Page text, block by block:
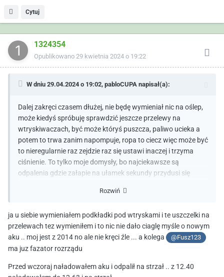
Cytuj
1324354
Opublikowano 29 kwietnia 2024 o 19:22
W dniu 29.04.2024 o 19:02, pabloCUPA napisał(a):
Dalej zakręci czasem dłużej, nie będę wymieniał nic na oślep,
może kiedyś spróbuję sprawdzić jeszcze przelewy na
wtryskiwaczach, być może któryś puszcza, paliwo ucieka a
potem to trwa zanim napompuje, ropa to ciecz więc może być
to nieregularnie raz zejdzie raz się ustawi inaczej i trzyma
ciśnienie. To tylko moje domysły, bo najciekawsze są
odpalenia gdzie załapie na ułamek sekundy przydusi się
z wtrysku, musi pompa dobić i znów, odpala.
Rozwiń
ja u siebie wymieniałem podkładki pod wtryskami i te uszczelki na
przelewach tez wymieniłem i to nic nie dało ciaglę myśle o nowym
aku .. moj jest z 2014 no ale nie kręci źle ... a kolega
@Fusz123
ma juz fazator rozrządu
Przed wczoraj naładowałem aku i odpalił na strzał .. z 12.40